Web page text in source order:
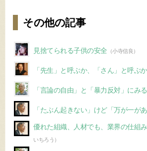
その他の記事
見捨てられる子供の安全 （小寺信良）
「先生」と呼ぶか、「さん」と呼ぶか
「言論の自由」と「暴力反対」にみ
「たぶん起きない」けど「万が一が
優れた組織、人材でも、業界の仕組
いちろう）